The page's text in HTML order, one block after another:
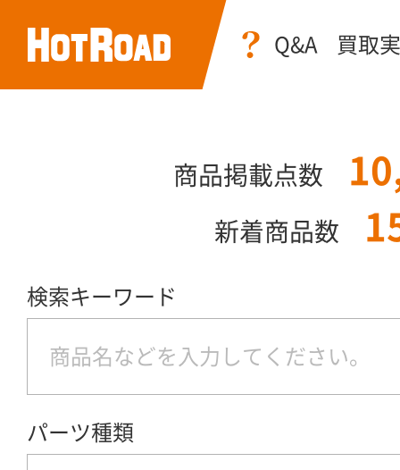
Q&A 買取
商品掲載点数
新着商品数
検索キーワード
パーツ種類